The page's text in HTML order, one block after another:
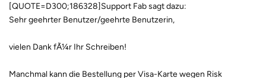
[QUOTE=D300;186328]Support Fab sagt dazu:
Sehr geehrter Benutzer/geehrte Benutzerin,
vielen Dank fÃ¼r Ihr Schreiben!
Manchmal kann die Bestellung per Visa-Karte wegen Risk